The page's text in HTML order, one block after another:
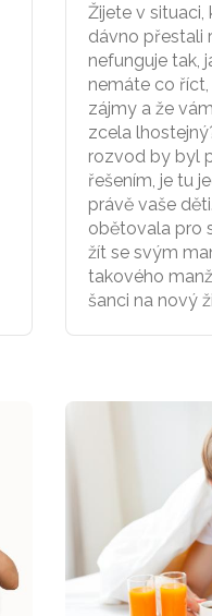
Žijete v situaci,
dávno přestali
nefunguje tak,
nemáte co
zájmy a že
zcela
rozvod by byl
řešením, je tu
právě vaše
obětovala pro
žít se svým
takového
šanci na nový